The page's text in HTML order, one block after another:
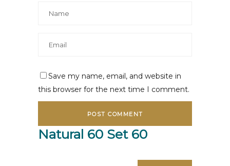
Save my name, email, and website in
this browser for the next time I comment.
Natural 60 Set 60